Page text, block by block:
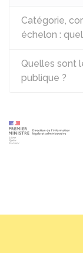
Catégorie,
échelon :
Quelles sont
publique ?